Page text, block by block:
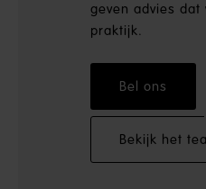
geven advies dat
praktijk.
Bel ons
Bekijk het